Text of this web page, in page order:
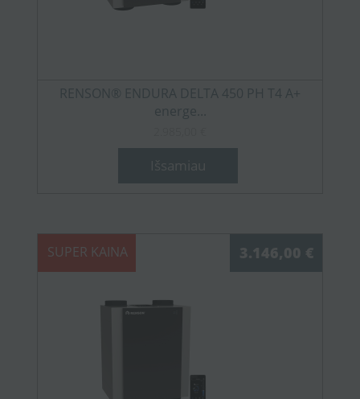
RENSON® ENDURA DELTA 450 PH T4 A+
energe...
Išsamiau
SUPER KAINA 3.146,00 €